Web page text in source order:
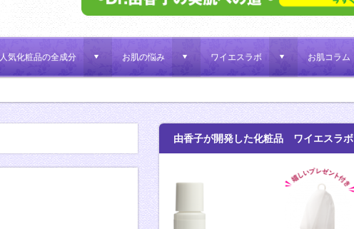
人気化粧品の全成分 d お肌の悩み d ワイエスラボ d お肌コラム
由香子が開発した化粧品 ワイエスラボ